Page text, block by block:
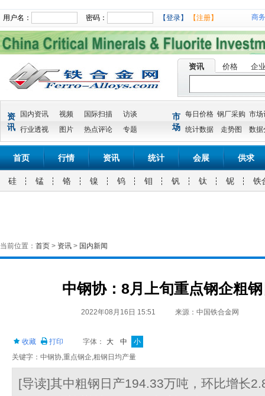
用户名： 密码： 【登录】 【注册】 商
资讯 价格 企
资
讯
国内资讯 视频 国际扫描
访谈
行业透视
图片 热点评论 专题
市
场
每日价格 钢厂采购 市场
统计数据
走势图 数据
首页 行情 资讯 统计 会展 供求
硅 锰 铬 镍 钨 钼 钒 钛 铌 铁
当前位置： 首页 > 资讯 > 国内新闻
中钢协：8月上旬重点钢企粗
2022年08月16日 15:51 来源：中国铁合金网
收藏 打印 字体： 大 中
小
关键字：中钢协,重点钢企,粗钢日均产量
[导读]其中粗钢日产194.33万吨，环比增长